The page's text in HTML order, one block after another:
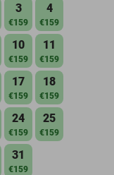
3
€159
4
€159
10
€159
11
€159
17
€159
18
€159
24
€159
25
€159
31
€159